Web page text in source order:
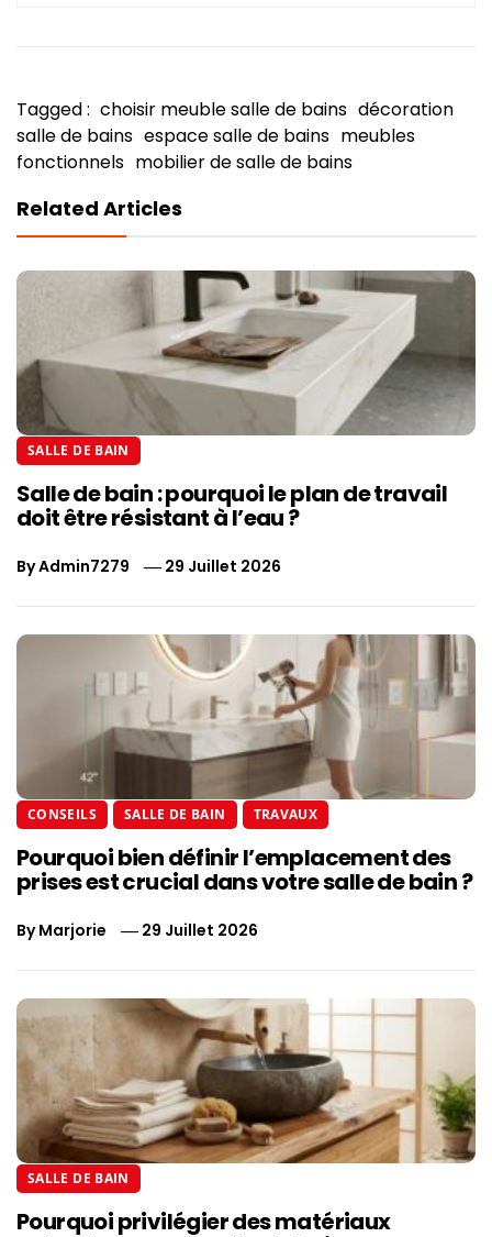
Tagged : choisir meuble salle de bains décoration
salle de bains espace salle de bains meubles
fonctionnels mobilier de salle de bains
Related Articles
SALLE DE BAIN
Salle de bain : pourquoi le plan de travail
doit être résistant à l’eau ?
ByAdmin7279 29 Juillet 2026
CONSEILS SALLE DE BAIN TRAVAUX
Pourquoi bien définir l’emplacement des
prises est crucial dans votre salle de bain ?
ByMarjorie 29 Juillet 2026
SALLE DE BAIN
Pourquoi privilégier des matériaux